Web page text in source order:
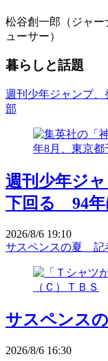
松谷創一郎（ジャ
ューサー）
暮らしと話題
週刊少年ジャンプ
部
週刊少年ジ
下回る 94年
2026/8/6 19:10
サスペンスの夏 記
サスペンス
2026/8/6 16:30